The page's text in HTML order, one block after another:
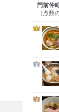
門前仲
（点数
1
2
3